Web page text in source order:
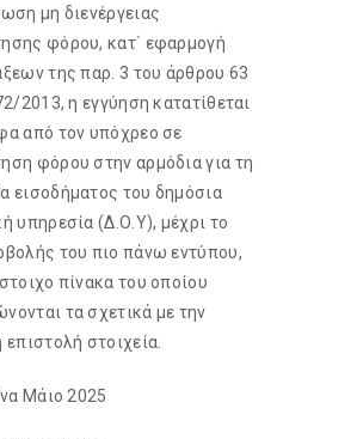
μη διενέργειας
φόρου, κατ΄ εφαρμογή
της παρ. 3 του άρθρου 63
2013, η εγγύηση κατατίθεται
από τον υπόχρεο σε
φόρου στην αρμόδια για τη
εισοδήματος του δημόσια
υπηρεσία (Δ.Ο.Υ), μέχρι το
του πιο πάνω εντύπου,
πίνακα του οποίου
τα σχετικά με την
επιστολή στοιχεία.
Μάιο 2025